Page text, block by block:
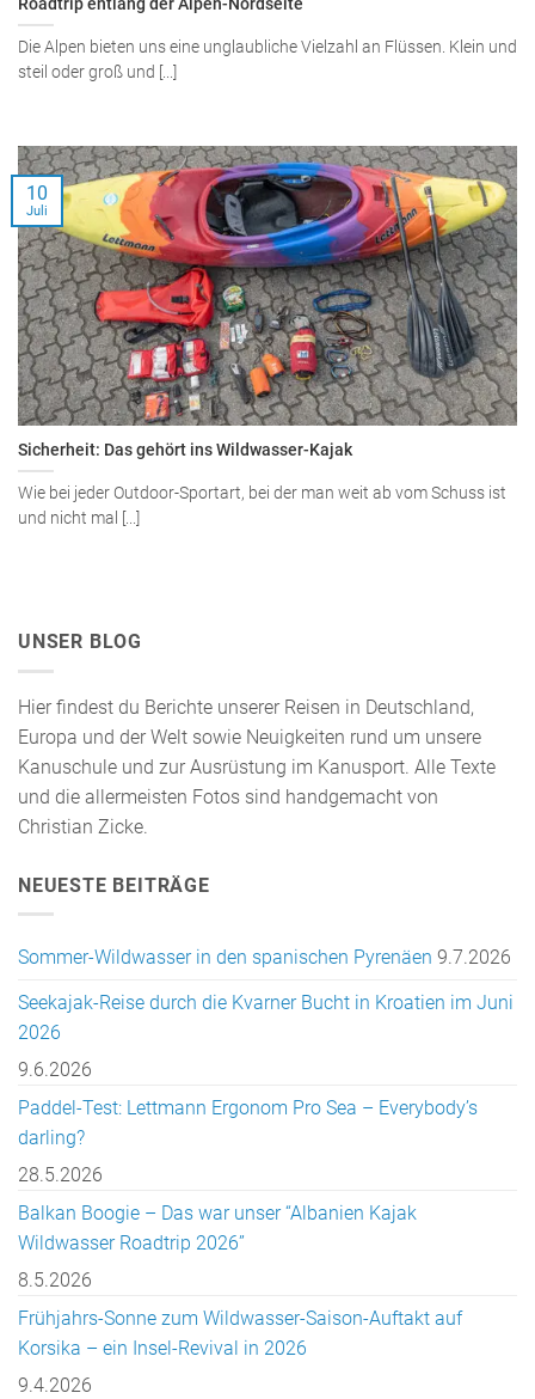
Roadtrip entlang der Alpen-Nordseite
Die Alpen bieten uns eine unglaubliche Vielzahl an Flüssen. Klein und
steil oder groß und [...]
Sicherheit: Das gehört ins Wildwasser-Kajak
Wie bei jeder Outdoor-Sportart, bei der man weit ab vom Schuss ist
und nicht mal [...]
10
Juli
UNSER BLOG
Hier findest du Berichte unserer Reisen in Deutschland,
Europa und der Welt sowie Neuigkeiten rund um unsere
Kanuschule und zur Ausrüstung im Kanusport. Alle Texte
und die allermeisten Fotos sind handgemacht von
Christian Zicke.
NEUESTE BEITRÄGE
Sommer-Wildwasser in den spanischen Pyrenäen 9.7.2026
Seekajak-Reise durch die Kvarner Bucht in Kroatien im Juni
2026
9.6.2026
Paddel-Test: Lettmann Ergonom Pro Sea – Everybody’s
darling?
28.5.2026
Balkan Boogie – Das war unser “Albanien Kajak
Wildwasser Roadtrip 2026”
8.5.2026
Frühjahrs-Sonne zum Wildwasser-Saison-Auftakt auf
Korsika – ein Insel-Revival in 2026
9.4.2026